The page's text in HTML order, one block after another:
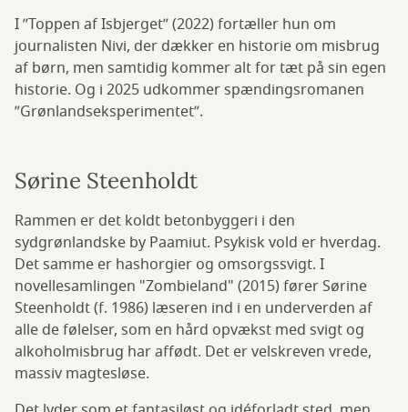
I ”Toppen af Isbjerget” (2022) fortæller hun om
journalisten Nivi, der dækker en historie om misbrug
af børn, men samtidig kommer alt for tæt på sin egen
historie. Og i 2025 udkommer spændingsromanen
”Grønlandseksperimentet”.
Sørine Steenholdt
Rammen er det koldt betonbyggeri i den
sydgrønlandske by Paamiut. Psykisk vold er hverdag.
Det samme er hashorgier og omsorgssvigt. I
novellesamlingen "Zombieland" (2015) fører Sørine
Steenholdt (f. 1986) læseren ind i en underverden af
alle de følelser, som en hård opvækst med svigt og
alkoholmisbrug har affødt. Det er velskreven vrede,
massiv magtesløse.